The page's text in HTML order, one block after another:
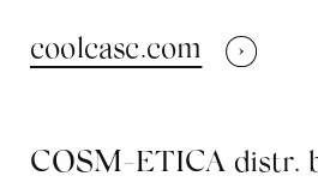
coolcasc.com
COSM-ETICA distr.